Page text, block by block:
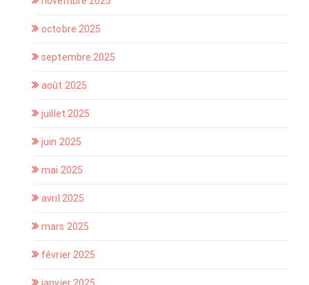
octobre 2025
septembre 2025
août 2025
juillet 2025
juin 2025
mai 2025
avril 2025
mars 2025
février 2025
janvier 2025